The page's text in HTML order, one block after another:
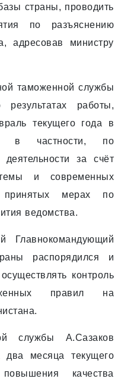
страны, проводить
по разъяснению
адресовав министру
таможенной службы
работы,
текущего года в
в частности, по
за счёт
и современных
мерах по
ведомства.
Главнокомандующий
распорядился и
контроль
правил на
службы А.Сазаков
месяца текущего
качества